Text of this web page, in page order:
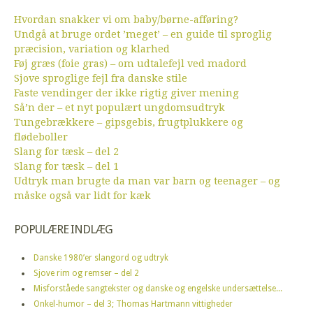
Hvordan snakker vi om baby/børne-afføring?
Undgå at bruge ordet ’meget’ – en guide til sproglig
præcision, variation og klarhed
Føj græs (foie gras) – om udtalefejl ved madord
Sjove sproglige fejl fra danske stile
Faste vendinger der ikke rigtig giver mening
Så’n der – et nyt populært ungdomsudtryk
Tungebrækkere – gipsgebis, frugtplukkere og
flødeboller
Slang for tæsk – del 2
Slang for tæsk – del 1
Udtryk man brugte da man var barn og teenager – og
måske også var lidt for kæk
POPULÆRE INDLÆG
Danske 1980’er slangord og udtryk
Sjove rim og remser – del 2
Misforståede sangtekster og danske og engelske undersættelse...
Onkel-humor – del 3; Thomas Hartmann vittigheder